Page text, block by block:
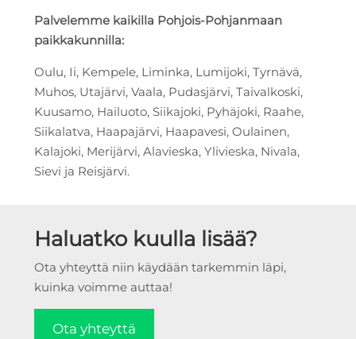
Palvelemme kaikilla Pohjois-Pohjanmaan
paikkakunnilla:
Oulu, Ii, Kempele, Liminka, Lumijoki, Tyrnävä,
Muhos, Utajärvi, Vaala, Pudasjärvi, Taivalkoski,
Kuusamo, Hailuoto, Siikajoki, Pyhäjoki, Raahe,
Siikalatva, Haapajärvi, Haapavesi, Oulainen,
Kalajoki, Merijärvi, Alavieska, Ylivieska, Nivala,
Sievi ja Reisjärvi.
Haluatko kuulla lisää?
Ota yhteyttä niin käydään tarkemmin läpi,
kuinka voimme auttaa!
Ota yhteyttä